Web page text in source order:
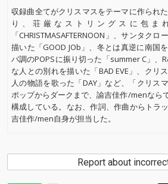
収録曲全てがクリスマスをテーマに作られ
り、荘厳なストリングスに包ま
「CHRISTMASAFTERNOON」、サンタク
描いた「GOOD JOb」、冬とは真逆に南国
バ調のPOPSに振り切った「summer C」、
な人との別れを描いた「BAD EVE」、クリ
人の物語を歌った「DAY」など、「クリス
ポップからダークまで、諭吉佳作/menなら
構成している。なお、作詞、作曲からトラ
吉佳作/men自身が担当した。
Report about